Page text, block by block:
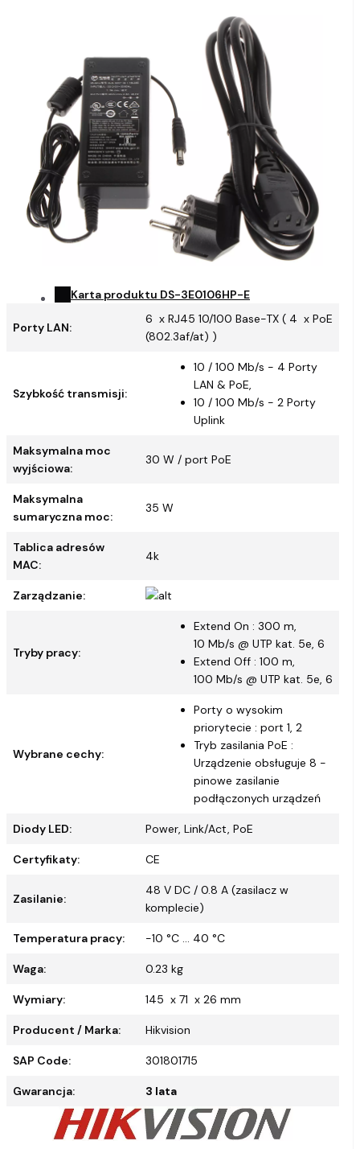
Karta produktu DS-3E0106HP-E
Porty LAN:
6 x RJ45 10/100 Base-TX ( 4 x PoE
(802.3af/at) )
Szybkość transmisji:
10 / 100 Mb/s - 4 Porty
LAN & PoE,
10 / 100 Mb/s - 2 Porty
Uplink
Maksymalna moc
wyjściowa:
30 W / port PoE
Maksymalna
sumaryczna moc:
35 W
Tablica adresów
MAC:
4k
Zarządzanie:
Tryby pracy:
Extend On : 300 m,
10 Mb/s @ UTP kat. 5e, 6
Extend Off : 100 m,
100 Mb/s @ UTP kat. 5e, 6
Wybrane cechy:
Porty o wysokim
priorytecie : port 1, 2
Tryb zasilania PoE :
Urządzenie obsługuje 8 -
pinowe zasilanie
podłączonych urządzeń
Diody LED: Power, Link/Act, PoE
Certyfikaty: CE
Zasilanie:
48 V DC / 0.8 A (zasilacz w
komplecie)
Temperatura pracy: -10 °C ... 40 °C
Waga: 0.23 kg
Wymiary: 145 x 71 x 26 mm
Producent / Marka: Hikvision
SAP Code: 301801715
Gwarancja: 3 lata